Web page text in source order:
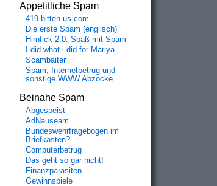
Appetitliche Spam
419.bitten us.com
Die erste Spam (englisch)
Hirnfick 2.0: Spaß mit Spam
I did what i did for Mariya
Scambaiter
Spam, Internetbetrug und
sonstige WWW Abzocke
Beinahe Spam
Abgespeist
AdNauseam
Bundeswehrfragebogen im
Briefkasten?
Computerbetrug
Das geht so gar nicht!
Finanzparasiten
Gewinnspiele